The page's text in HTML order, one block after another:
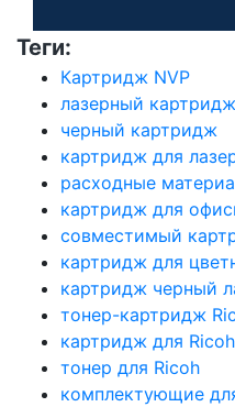
Теги:
Картридж NVP
лазерный картридж
черный картридж
картридж для
расходные
картридж для
совместимый
картридж для
картридж черный
тонер-картридж
картридж для
тонер для Ricoh
комплектующие